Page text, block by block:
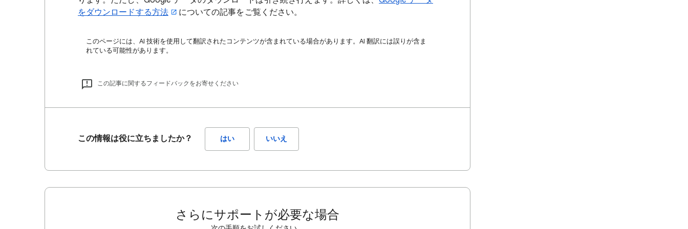
をダウンロードする方法
についての記事をご覧ください。
このページには、AI 技術を使用して翻訳されたコンテンツが含まれている場合があります。AI 翻訳には誤りが含ま
れている可能性があります。
この記事に関するフィードバックをお寄せください
この情報は役に立ちましたか？ はい いいえ
さらにサポートが必要な場合